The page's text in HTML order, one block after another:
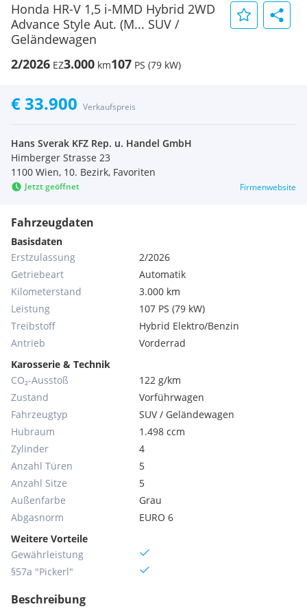
Honda HR-V 1,5 i-MMD Hybrid 2WD
Advance Style Aut. (M... SUV /
Geländewagen
2/2026 EZ3.000 km107 PS (79 kW)
€ 33.900 Verkaufspreis
Hans Sverak KFZ Rep. u. Handel GmbH
Himberger Strasse 23
1100 Wien, 10. Bezirk, Favoriten
Jetzt geöffnet Firmenwebsite
Fahrzeugdaten
Basisdaten
Erstzulassung
2/2026
Getriebeart
Automatik
Kilometerstand
3.000 km
Leistung
107 PS (79 kW)
Treibstoff
Hybrid Elektro/Benzin
Antrieb
Vorderrad
Karosserie & Technik
CO₂-Ausstoß
122 g/km
Zustand
Vorführwagen
Fahrzeugtyp
SUV / Geländewagen
Hubraum
1.498 ccm
Zylinder
4
Anzahl Türen
5
Anzahl Sitze
5
Außenfarbe
Grau
Abgasnorm
EURO 6
Weitere Vorteile
Gewährleistung
§57a "Pickerl"
Beschreibung